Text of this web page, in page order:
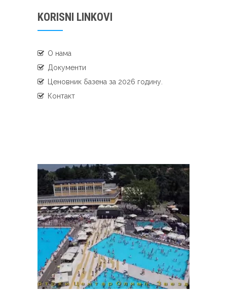
KORISNI LINKOVI
О нама
Документи
Ценовник базена за 2026 годину.
Контакт